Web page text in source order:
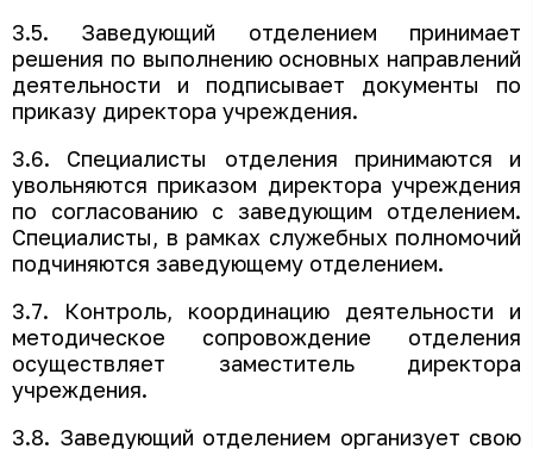
3.5. Заведующий отделением принимает
решения по выполнению основных направлений
деятельности и подписывает документы по
приказу директора учреждения.
3.6. Специалисты отделения принимаются и
увольняются приказом директора учреждения
по согласованию с заведующим отделением.
Специалисты, в рамках служебных полномочий
подчиняются заведующему отделением.
3.7. Контроль, координацию деятельности и
методическое сопровождение отделения
осуществляет заместитель директора
учреждения.
3.8. Заведующий отделением организует свою